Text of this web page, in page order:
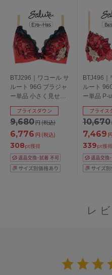
BTJ296｜ワコール サ
ルート 96G ブラジャ
ー単品 小さく見せる
ブラ EFGHカップ ア
ンダー70/75/80/85cm
9,680円(税込)
プライスダウン
6,776 円 (税込)
308pt獲得
BTJ496｜
ルート
ー単品 P-
ンダー65/
10,670
プライス
7,469
339pt獲得
レ